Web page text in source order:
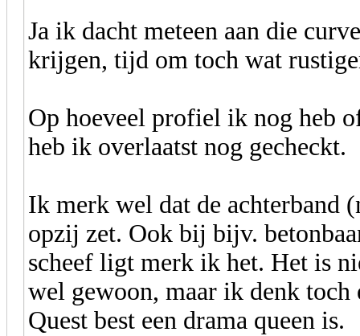
Ja ik dacht meteen aan die
krijgen, tijd om toch wat
Op hoeveel profiel ik nog heb
heb ik overlaatst nog gecheckt.
Ik merk wel dat de achterband
opzij zet. Ook bij bijv.
scheef ligt merk ik het. Het is
wel gewoon, maar ik denk toch
Quest best een drama queen is.